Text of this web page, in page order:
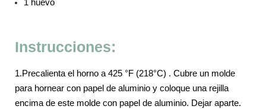
1 huevo
Instrucciones:
1.Precalienta el horno a 425 °F (218°C) . Cubre un molde
para hornear con papel de aluminio y coloque una rejilla
encima de este molde con papel de aluminio. Dejar aparte.